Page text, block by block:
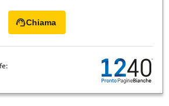
Chiama